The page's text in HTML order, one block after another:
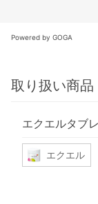
Powered by GOGA
取り扱い商品
エクエルタブ
エクエル